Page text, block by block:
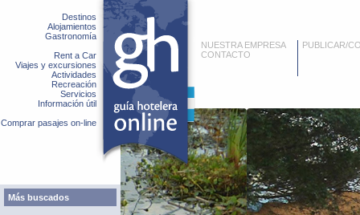
Destinos
Alojamientos
Gastronomía
Rent a Car
Viajes y excursiones
Actividades
Recreación
Servicios
Información útil
Comprar pasajes on-line
Más buscados
NUESTRA EMPRESA
CONTACTO
PUBLICAR/